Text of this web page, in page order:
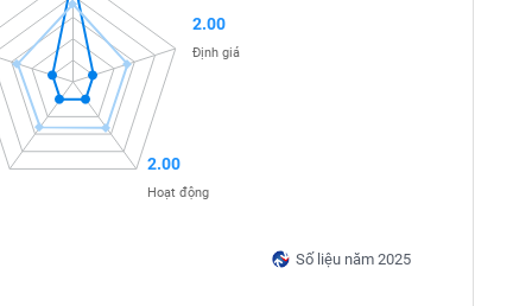
Số liệu năm 2025
2.00
Định giá
2.00
Hoạt động